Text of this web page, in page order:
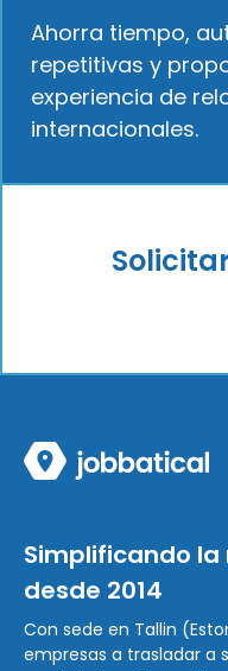
Ahorra tiempo,
repetitivas y
experiencia de
internacionales.
Simplificando
desde 2014
Con sede en Tallin
empresas a trasladar a